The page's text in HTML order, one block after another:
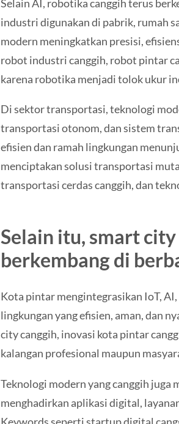
Selain AI, robotika canggih terus
industri digunakan di pabrik, rumah
modern meningkatkan presisi,
robot industri canggih, robot pintar
karena robotika menjadi tolok ukur
Di sektor transportasi, teknologi
transportasi otonom, dan sistem
efisien dan ramah lingkungan
menciptakan solusi transportasi
transportasi cerdas canggih, dan
Selain itu, smart
berkembang di
Kota pintar mengintegrasikan IoT,
lingkungan yang efisien, aman, dan
city canggih, inovasi kota pintar
kalangan profesional maupun
Teknologi modern yang canggih
menghadirkan aplikasi digital,